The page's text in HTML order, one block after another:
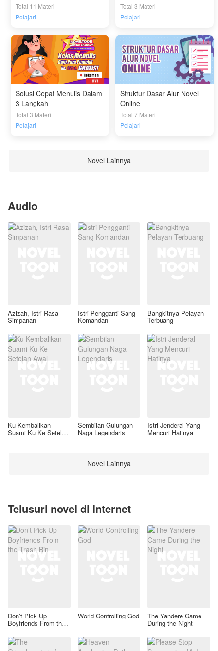
Total 11 Materi
Pelajari
Total 3 Materi
Pelajari
Solusi Cepat Menulis Dalam
3 Langkah
Total 3 Materi
Pelajari
Struktur Dasar Alur Novel
Online
Total 7 Materi
Pelajari
Novel Lainnya
Audio
Azizah, Istri Rasa
Simpanan
Istri Pengganti Sang
Komandan
Bangkitnya Pelayan
Terbuang
Ku Kembalikan
Suami Ku Ke Setelan
Sembilan Gulungan
Naga Legendaris
Istri Jenderal Yang
Mencuri Hatinya
Novel Lainnya
Telusuri novel di internet
Don’t Pick Up
Boyfriends From the
World Controlling God The Yandere Came
During the Night